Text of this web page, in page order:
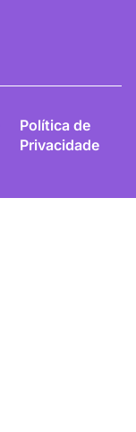
Política de
Privacidade